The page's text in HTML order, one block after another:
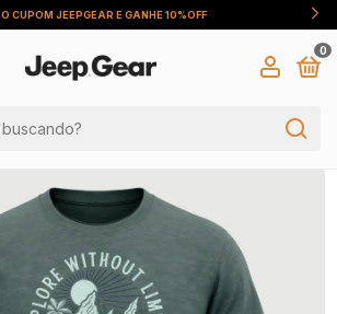
CUPOM JEEPGEAR E GANHE 10%OFF
0